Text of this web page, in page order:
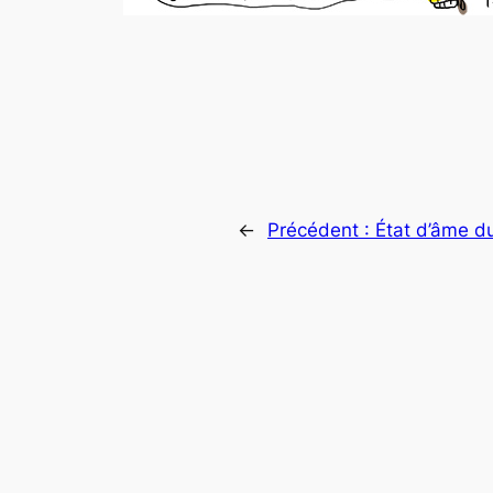
← Précédent : État d’âme